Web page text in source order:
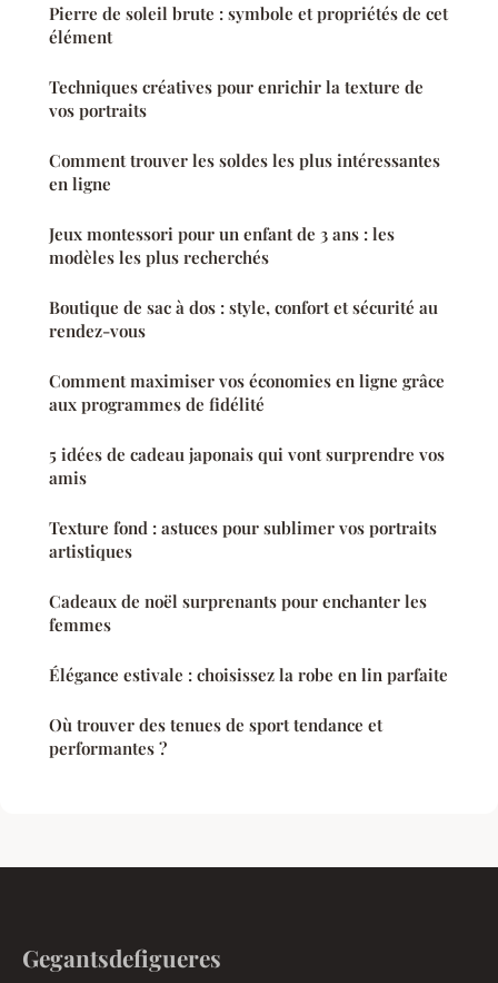
Pierre de soleil brute : symbole et propriétés de cet
élément
Techniques créatives pour enrichir la texture de
vos portraits
Comment trouver les soldes les plus intéressantes
en ligne
Jeux montessori pour un enfant de 3 ans : les
modèles les plus recherchés
Boutique de sac à dos : style, confort et sécurité au
rendez-vous
Comment maximiser vos économies en ligne grâce
aux programmes de fidélité
5 idées de cadeau japonais qui vont surprendre vos
amis
Texture fond : astuces pour sublimer vos portraits
artistiques
Cadeaux de noël surprenants pour enchanter les
femmes
Élégance estivale : choisissez la robe en lin parfaite
Où trouver des tenues de sport tendance et
performantes ?
Gegantsdefigueres